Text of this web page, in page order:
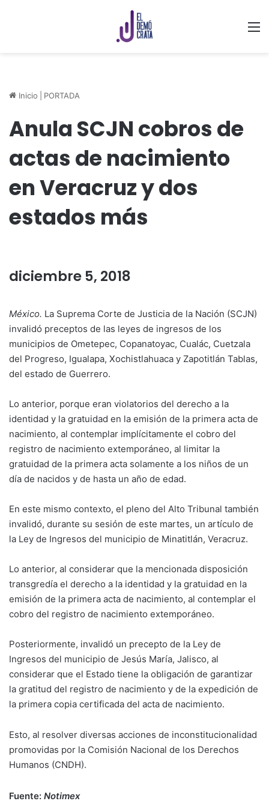
Inicio PORTADA
Anula SCJN cobros de
actas de nacimiento
en Veracruz y dos
estados más
diciembre 5, 2018
México. La Suprema Corte de Justicia de la Nación (SCJN)
invalidó preceptos de las leyes de ingresos de los
municipios de Ometepec, Copanatoyac, Cualác, Cuetzala
del Progreso, Igualapa, Xochistlahuaca y Zapotitlán Tablas,
del estado de Guerrero.
Lo anterior, porque eran violatorios del derecho a la
identidad y la gratuidad en la emisión de la primera acta de
nacimiento, al contemplar implícitamente el cobro del
registro de nacimiento extemporáneo, al limitar la
gratuidad de la primera acta solamente a los niños de un
día de nacidos y de hasta un año de edad.
En este mismo contexto, el pleno del Alto Tribunal también
invalidó, durante su sesión de este martes, un artículo de
la Ley de Ingresos del municipio de Minatitlán, Veracruz.
Lo anterior, al considerar que la mencionada disposición
transgredía el derecho a la identidad y la gratuidad en la
emisión de la primera acta de nacimiento, al contemplar el
cobro del registro de nacimiento extemporáneo.
Posteriormente, invalidó un precepto de la Ley de
Ingresos del municipio de Jesús María, Jalisco, al
considerar que el Estado tiene la obligación de garantizar
la gratitud del registro de nacimiento y de la expedición de
la primera copia certificada del acta de nacimiento.
Esto, al resolver diversas acciones de inconstitucionalidad
promovidas por la Comisión Nacional de los Derechos
Humanos (CNDH).
Fuente: Notimex